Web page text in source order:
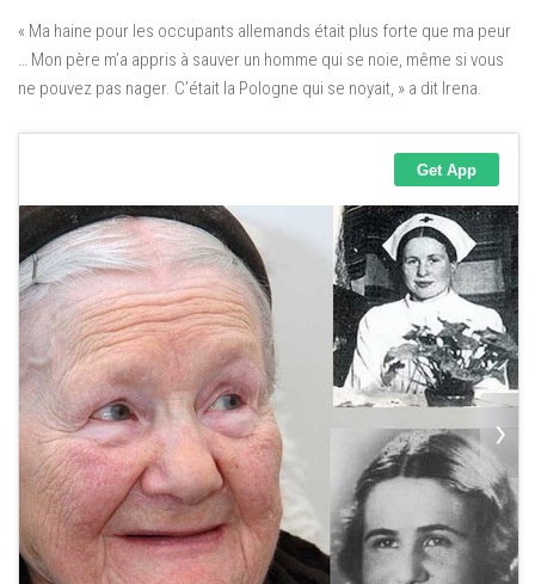
« Ma haine pour les occupants allemands était plus forte que ma peur
… Mon père m’a appris à sauver un homme qui se noie, même si vous
ne pouvez pas nager. C’était la Pologne qui se noyait, » a dit Irena.